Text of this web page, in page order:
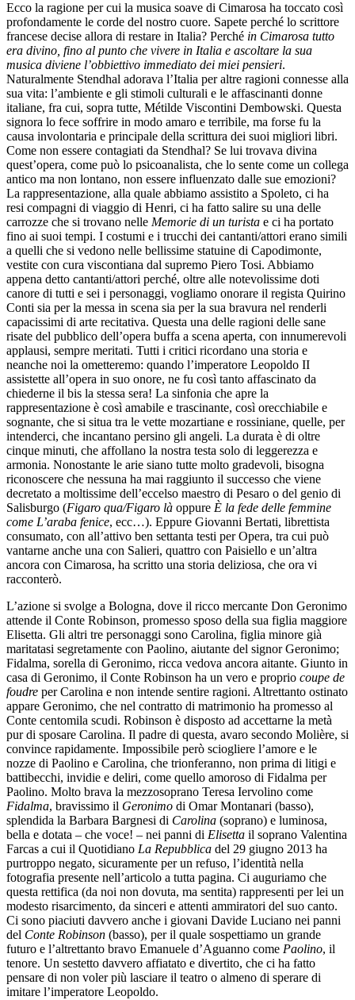
Ecco la ragione per cui la musica soave di Cimarosa ha toccato così
profondamente le corde del nostro cuore. Sapete perché lo scrittore
francese decise allora di restare in Italia? Perché in Cimarosa tutto
era divino, fino al punto che vivere in Italia e ascoltare la sua
musica diviene l’obbiettivo immediato dei miei pensieri.
Naturalmente Stendhal adorava l’Italia per altre ragioni connesse alla
sua vita: l’ambiente e gli stimoli culturali e le affascinanti donne
italiane, fra cui, sopra tutte, Métilde Viscontini Dembowski. Questa
signora lo fece soffrire in modo amaro e terribile, ma forse fu la
causa involontaria e principale della scrittura dei suoi migliori libri.
Come non essere contagiati da Stendhal? Se lui trovava divina
quest’opera, come può lo psicoanalista, che lo sente come un collega
antico ma non lontano, non essere influenzato dalle sue emozioni?
La rappresentazione, alla quale abbiamo assistito a Spoleto, ci ha
resi compagni di viaggio di Henri, ci ha fatto salire su una delle
carrozze che si trovano nelle Memorie di un turista e ci ha portato
fino ai suoi tempi. I costumi e i trucchi dei cantanti/attori erano simili
a quelli che si vedono nelle bellissime statuine di Capodimonte,
vestite con cura viscontiana dal supremo Piero Tosi. Abbiamo
appena detto cantanti/attori perché, oltre alle notevolissime doti
canore di tutti e sei i personaggi, vogliamo onorare il regista Quirino
Conti sia per la messa in scena sia per la sua bravura nel renderli
capacissimi di arte recitativa. Questa una delle ragioni delle sane
risate del pubblico dell’opera buffa a scena aperta, con innumerevoli
applausi, sempre meritati. Tutti i critici ricordano una storia e
neanche noi la ometteremo: quando l’imperatore Leopoldo II
assistette all’opera in suo onore, ne fu così tanto affascinato da
chiederne il bis la stessa sera! La sinfonia che apre la
rappresentazione è così amabile e trascinante, così orecchiabile e
sognante, che si situa tra le vette mozartiane e rossiniane, quelle, per
intenderci, che incantano persino gli angeli. La durata è di oltre
cinque minuti, che affollano la nostra testa solo di leggerezza e
armonia. Nonostante le arie siano tutte molto gradevoli, bisogna
riconoscere che nessuna ha mai raggiunto il successo che viene
decretato a moltissime dell’eccelso maestro di Pesaro o del genio di
Salisburgo (Figaro qua/Figaro là oppure È la fede delle femmine
come L’araba fenice, ecc…). Eppure Giovanni Bertati, librettista
consumato, con all’attivo ben settanta testi per Opera, tra cui può
vantarne anche una con Salieri, quattro con Paisiello e un’altra
ancora con Cimarosa, ha scritto una storia deliziosa, che ora vi
racconterò.
L’azione si svolge a Bologna, dove il ricco mercante Don Geronimo
attende il Conte Robinson, promesso sposo della sua figlia maggiore
Elisetta. Gli altri tre personaggi sono Carolina, figlia minore già
maritatasi segretamente con Paolino, aiutante del signor Geronimo;
Fidalma, sorella di Geronimo, ricca vedova ancora aitante. Giunto in
casa di Geronimo, il Conte Robinson ha un vero e proprio coupe de
foudre per Carolina e non intende sentire ragioni. Altrettanto ostinato
appare Geronimo, che nel contratto di matrimonio ha promesso al
Conte centomila scudi. Robinson è disposto ad accettarne la metà
pur di sposare Carolina. Il padre di questa, avaro secondo Molière, si
convince rapidamente. Impossibile però sciogliere l’amore e le
nozze di Paolino e Carolina, che trionferanno, non prima di litigi e
battibecchi, invidie e deliri, come quello amoroso di Fidalma per
Paolino. Molto brava la mezzosoprano Teresa Iervolino come
Fidalma, bravissimo il Geronimo di Omar Montanari (basso),
splendida la Barbara Bargnesi di Carolina (soprano) e luminosa,
bella e dotata – che voce! – nei panni di Elisetta il soprano Valentina
Farcas a cui il Quotidiano La Repubblica del 29 giugno 2013 ha
purtroppo negato, sicuramente per un refuso, l’identità nella
fotografia presente nell’articolo a tutta pagina. Ci auguriamo che
questa rettifica (da noi non dovuta, ma sentita) rappresenti per lei un
modesto risarcimento, da sinceri e attenti ammiratori del suo canto.
Ci sono piaciuti davvero anche i giovani Davide Luciano nei panni
del Conte Robinson (basso), per il quale sospettiamo un grande
futuro e l’altrettanto bravo Emanuele d’Aguanno come Paolino, il
tenore. Un sestetto davvero affiatato e divertito, che ci ha fatto
pensare di non voler più lasciare il teatro o almeno di sperare di
imitare l’imperatore Leopoldo.